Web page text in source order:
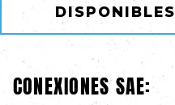
DISPONIBLES
CONEXIONES SAE: